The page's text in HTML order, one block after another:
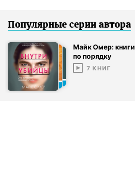
Популярные серии автора
Майк Омер: книги
по порядку
7 КНИГ